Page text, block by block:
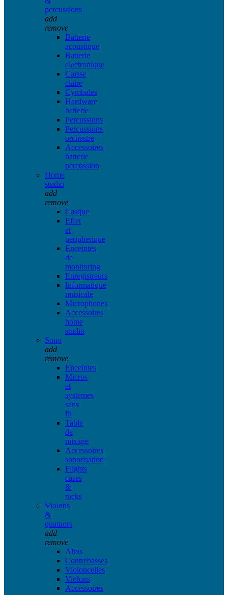
percussions
add
remove
Batterie
acoustique
Batterie
electronique
Caisse
claire
Cymbales
Hardware
batterie
Percussions
Percussions
orchestre
Accessoires
batterie
percussion
Home
studio
add
remove
Casque
Effet
et
peripherique
Enceintes
de
monitoring
Enregistreurs
Informatique
musicale
Microphones
Accessoires
home
studio
Sono
add
remove
Enceintes
Micros
et
systemes
sans
fil
Table
de
mixage
Accessoires
sonorisation
Flights
cases
&
racks
Violons
&
quatuors
add
remove
Altos
Contrebasses
Violoncelles
Violons
Accessoires